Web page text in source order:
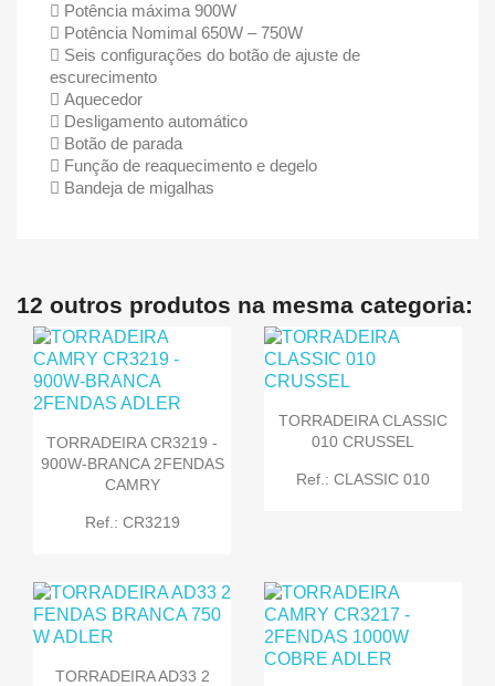
Potência máxima 900W
Potência Nomimal 650W – 750W
Seis configurações do botão de ajuste de
escurecimento
Aquecedor
Desligamento automático
Botão de parada
Função de reaquecimento e degelo
Bandeja de migalhas
12 outros produtos na mesma categoria:
TORRADEIRA CR3219 -
900W-BRANCA 2FENDAS
CAMRY
Ref.: CR3219
TORRADEIRA CLASSIC
010 CRUSSEL
Ref.: CLASSIC 010
TORRADEIRA AD33 2